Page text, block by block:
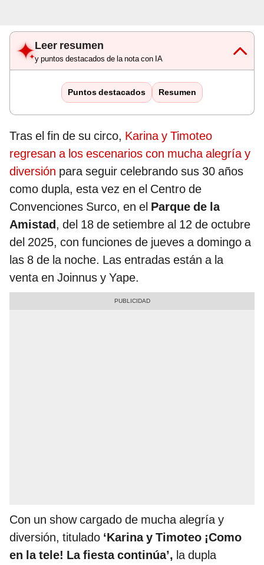
Leer resumen
y puntos destacados de la nota con IA
Puntos destacados Resumen
Tras el fin de su circo, Karina y Timoteo
regresan a los escenarios con mucha alegría y
diversión para seguir celebrando sus 30 años
como dupla, esta vez en el Centro de
Convenciones Surco, en el Parque de la
Amistad, del 18 de setiembre al 12 de octubre
del 2025, con funciones de jueves a domingo a
las 8 de la noche. Las entradas están a la
venta en Joinnus y Yape.
Con un show cargado de mucha alegría y
diversión, titulado ‘Karina y Timoteo ¡Como
en la tele! La fiesta continúa’, la dupla